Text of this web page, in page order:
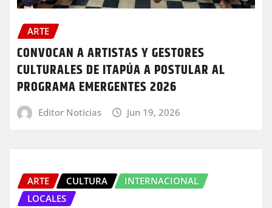
ARTE
CONVOCAN A ARTISTAS Y GESTORES
CULTURALES DE ITAPÚA A POSTULAR AL
PROGRAMA EMERGENTES 2026
Editor Noticias Jun 19, 2026
ARTE CULTURA
INTERNACIONAL
LOCALES